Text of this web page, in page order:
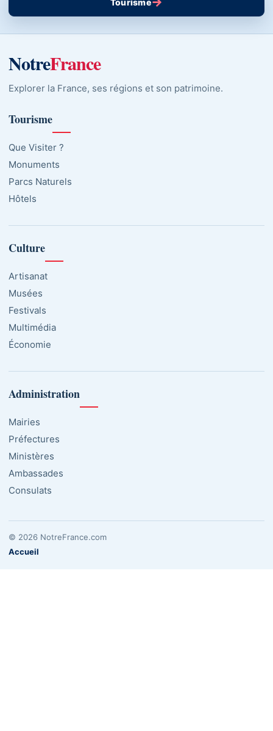
NotreFrance
Explorer la France, ses régions et son patrimoine.
Tourisme
Que Visiter ?
Monuments
Parcs Naturels
Hôtels
Culture
Artisanat
Musées
Festivals
Multimédia
Économie
Administration
Mairies
Préfectures
Ministères
Ambassades
Consulats
© 2026 NotreFrance.com
Accueil